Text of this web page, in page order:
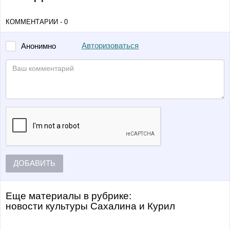
КОММЕНТАРИИ - 0
Анонимно Авторизоваться
ДОБАВИТЬ
Еще материалы в рубрике:
Новости культуры Сахалина и Курил